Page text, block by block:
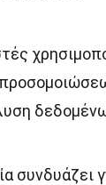
συνδυάζει